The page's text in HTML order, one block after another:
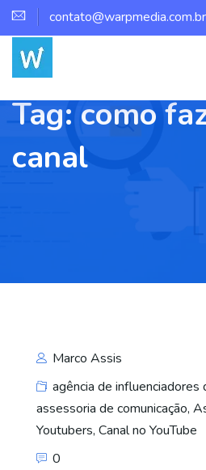
contato@warpmedia.com.br
Tag:como
canal
Marco Assis
agência de influenciadores
assessoria de comunicação,
Youtubers, Canal no YouTube
0